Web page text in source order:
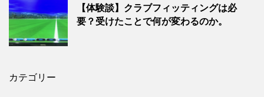
【体験談】クラブフィッティングは必
要？受けたことで何が変わるのか。
カテゴリー